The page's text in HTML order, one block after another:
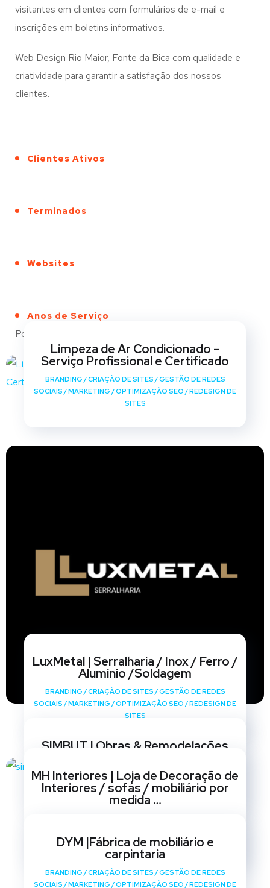
visitantes em clientes com formulários de e-mail e
inscrições em boletins informativos.
Web Design Rio Maior, Fonte da Bica com qualidade e
criatividade para garantir a satisfação dos nossos
clientes.
Clientes Ativos
Terminados
Websites
Anos de Serviço
Portfólio
Limpeza de Ar Condicionado –
Serviço Profissional e Certificado
BRANDING /CRIAÇÃO DE SITES /GESTÃO DE REDES
SOCIAIS /MARKETING /OPTIMIZAÇÃO SEO /REDESIGN DE
SITES
LuxMetal | Serralharia / Inox / Ferro /
Alumínio /Soldagem
BRANDING /CRIAÇÃO DE SITES /GESTÃO DE REDES
SOCIAIS /MARKETING /OPTIMIZAÇÃO SEO /REDESIGN DE
SITES
SIMBUT | Obras & Remodelações
SOCIAIS /MARKETING OPTIMIZAÇÃO SEO/ REDESIGN DE
SITES
MH Interiores | Loja de Decoração de
Interiores / sofás / mobiliário por
medida …
SITES
DYM |Fábrica de mobiliário e
carpintaria
BRANDING /CRIAÇÃO DE SITES /GESTÃO DE REDES
SOCIAIS /MARKETING /OPTIMIZAÇÃO SEO /REDESIGN DE